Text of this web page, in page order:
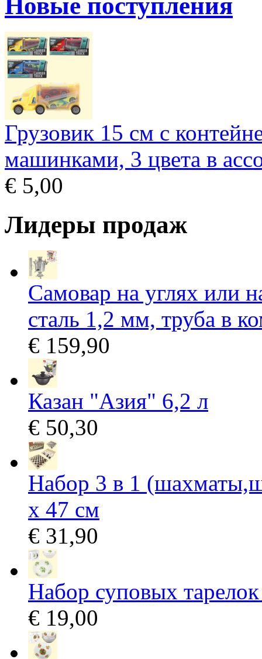
Грузовик 15 см с
машинками, 3 цвета в
€ 5,00
Лидеры продаж
Самовар на углях или
сталь 1,2 мм, труба в
€ 159,90
Казан "Азия" 6,2 л
€ 50,30
Набор 3 в 1
х 47 см
€ 31,90
Набор суповых
€ 19,00